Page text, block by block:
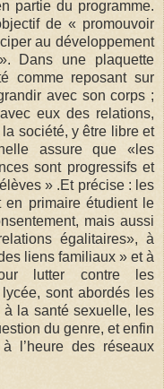
partie du programme.
de « promouvoir
au développement
Dans une plaquette
comme reposant sur
avec son corps ;
eux des relations,
société, y être libre et
assure que «les
sont progressifs et
» .Et précise : les
en primaire étudient le
mais aussi
égalitaires», à
liens familiaux » et à
lutter contre les
sont abordés les
la santé sexuelle, les
du genre, et enfin
l’heure des réseaux